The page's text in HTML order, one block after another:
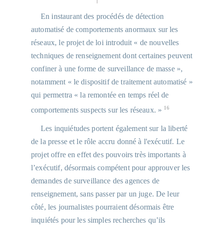
conséquences. Les
représentants de la
nation sont sur le point
d'adopter un texte dont
ils ne mesurent pas le
sens réel, c'est
extrêmement grave sur
le plan démocratique »
Laurence Blisson,
secrétaire générale du
Syndicat de la
magistrature,
http://www.latribune.fr/techno...
En instaurant des procédés de détection
automatisé de comportements anormaux sur les
réseaux, le projet de loi introduit « de nouvelles
techniques de renseignement dont certaines peuvent
confiner à une forme de surveillance de masse »,
notamment « le dispositif de traitement automatisé »
qui permettra « la remontée en temps réel de
comportements suspects sur les réseaux. » 16
Les inquiétudes portent également sur la liberté
de la presse et le rôle accru donné à l'exécutif. Le
projet offre en effet des pouvoirs très importants à
l’exécutif, désormais compétent pour approuver les
demandes de surveillance des agences de
renseignement, sans passer par un juge. De leur
côté, les journalistes pourraient désormais être
inquiétés pour les simples recherches qu’ils